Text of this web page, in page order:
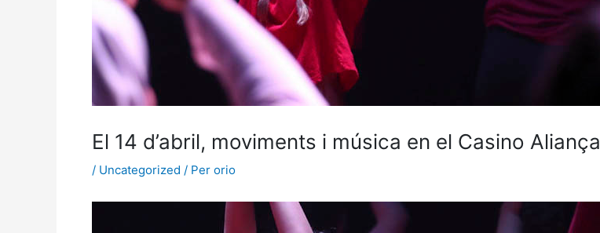
El 14 d’abril, moviments i música en el Casino Aliança
/ Uncategorized / Per orio